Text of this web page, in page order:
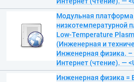
Модульная платформа
низкотемпературной
Low-Temperature
(Инженерная и
Инженерная физика. –
Интернет (чтение). —
Инженерная физика =